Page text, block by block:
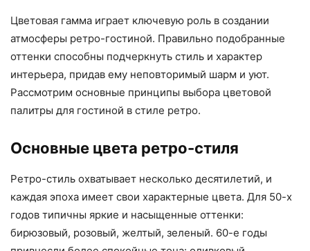
Цветовая гамма играет ключевую роль в создании
атмосферы ретро-гостиной. Правильно подобранные
оттенки способны подчеркнуть стиль и характер
интерьера, придав ему неповторимый шарм и уют.
Рассмотрим основные принципы выбора цветовой
палитры для гостиной в стиле ретро.
Основные цвета ретро-стиля
Ретро-стиль охватывает несколько десятилетий, и
каждая эпоха имеет свои характерные цвета. Для 50-х
годов типичны яркие и насыщенные оттенки:
бирюзовый, розовый, желтый, зеленый. 60-е годы